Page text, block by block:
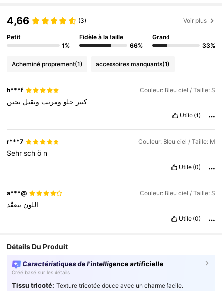
4,66 (3) Voir plus
Petit
1%
Fidèle à la taille
66%
Grand
33%
Acheminé proprement(1) accessoires manquants(1)
h***f Couleur: Bleu ciel / Taille: S
كتير حلو ومرتب وتقيل بجنن
Utile (1)
r***7 Couleur: Bleu ciel / Taille: M
Sehrschö n
Utile (0)
a***@ Couleur: Bleu ciel / Taille: S
اللون بيعقّد
Utile (0)
Détails Du Produit
Caractéristiques de l'intelligence artificielle
Créé basé sur les détails
Tissu tricoté: Texture tricotée douce avec un charme facile.